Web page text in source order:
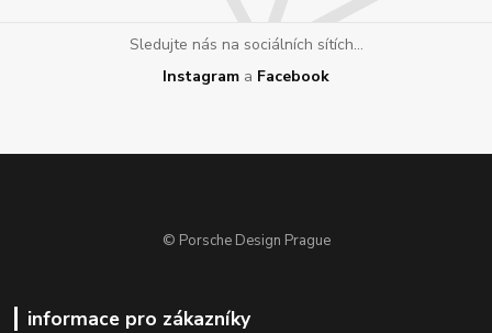
Sledujte nás na sociálních sítích...
Instagram a Facebook
© Porsche Design Prague
informace pro zákazníky